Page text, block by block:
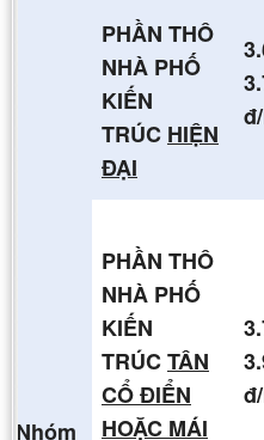
Nhóm
PHẦN THÔ
NHÀ PHỐ
KIẾN
TRÚC HIỆN
ĐẠI
PHẦN THÔ
NHÀ PHỐ
KIẾN
TRÚCTÂN
CỔ ĐIỂN
HOẶC MÁI